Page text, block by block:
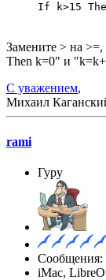
If k>15
Замените > на >=,
Then k=0" и
С уважением,
Михаил
rami
Гуру
Сообщения:
iMac,